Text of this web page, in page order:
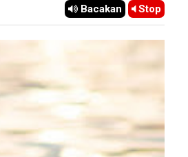
Bacakan Stop